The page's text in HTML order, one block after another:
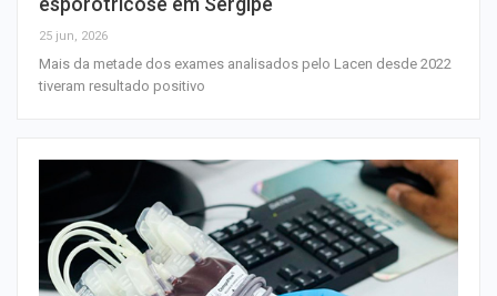
25 jun, 2026
Mais da metade dos exames analisados pelo Lacen desde 2022
tiveram resultado positivo